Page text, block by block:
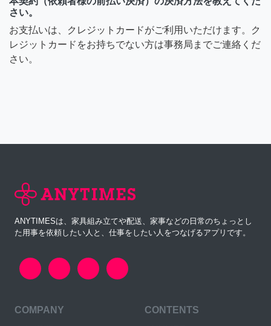
さい。
お支払いは、クレジットカードがご利用いただけます。ク
レジットカードをお持ちでない方は事務局までご連絡くだ
さい。
ANYTIMESは、家具組み立てや配送、家事などの日常のちょっとし
た用事を依頼したい人と、仕事をしたい人をつなげるアプリです。
COMPANY CONTENTS